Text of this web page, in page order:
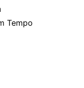
Tempo